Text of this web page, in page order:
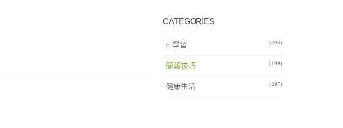
CATEGORIES
(403)
E 學習
(199)
簡報技巧
(297)
健康生活